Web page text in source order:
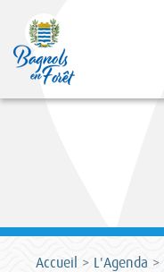
Accueil L'Agenda